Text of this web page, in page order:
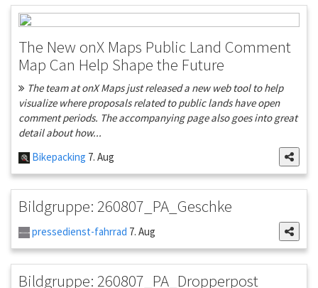
The New onX Maps Public Land Comment
Map Can Help Shape the Future
The team at onX Maps just released a new web tool to help
visualize where proposals related to public lands have open
comment periods. The accompanying page also goes into great
detail about how...
Bikepacking 7. Aug
Bildgruppe: 260807_PA_Geschke
pressedienst-fahrrad 7. Aug
Bildgruppe: 260807_PA_Dropperpost